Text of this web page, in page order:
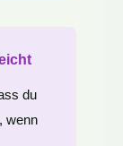
du
wenn